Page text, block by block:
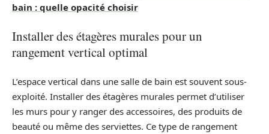
bain : quelle opacité choisir
Installer des étagères murales pour un
rangement vertical optimal
L’espace vertical dans une salle de bain est souvent sous-
exploité. Installer des étagères murales permet d’utiliser
les murs pour y ranger des accessoires, des produits de
beauté ou même des serviettes. Ce type de rangement